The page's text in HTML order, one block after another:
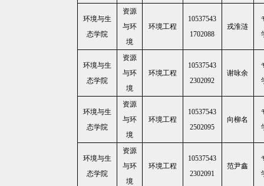
环境与生
态学院
资源
与环
境
环境工程
10537543
1702088
戎淮涟
环境与生
态学院
资源
与环
境
环境工程
10537543
2302092
谢咏余
环境与生
态学院
资源
与环
境
环境工程
10537543
2502095
向柳名
环境与生
态学院
资源
与环
境
环境工程
10537543
2302091
范尹鑫